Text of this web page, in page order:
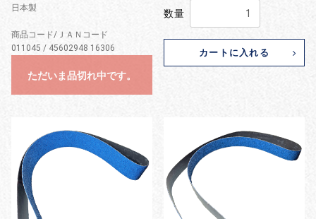
日本製
商品コード/ＪＡＮコード
011045 / 45602948 16306
ただいま品切れ中です。
数量
カートに入れる